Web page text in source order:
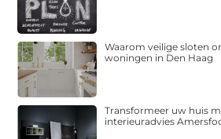
Waarom veilige sloten
woningen in Den Haag
Transformeer uw huis
interieuradvies